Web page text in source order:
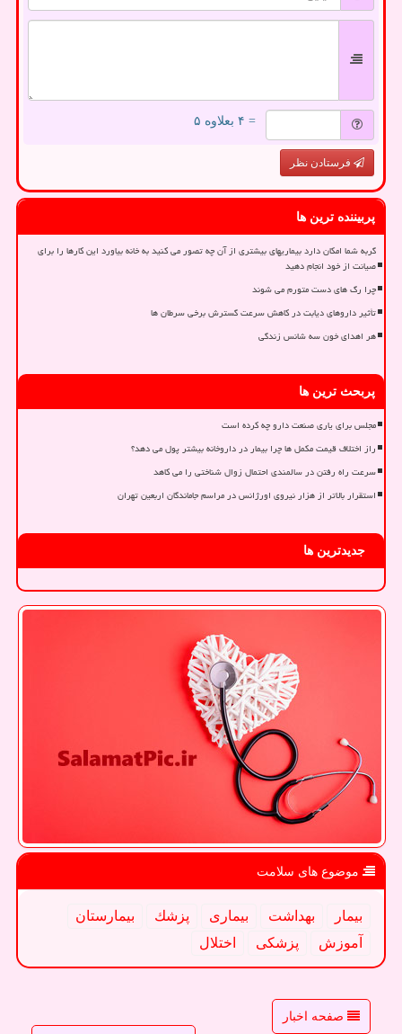
= ۴ بعلاوه ۵
فرستادن نظر
پربیننده ترین ها
گربه شما امکان دارد بیماریهای بیشتری از آن چه تصور می کنید به خانه بیاورد این کارها را برای
صیانت از خود انجام دهید
چرا رگ های دست متورم می شوند
تأثیر داروهای دیابت در کاهش سرعت گسترش برخی سرطان ها
هر اهدای خون سه شانس زندگی
پربحث ترین ها
مجلس برای یاری صنعت دارو چه کرده است
راز اختلاف قیمت مکمل ها چرا بیمار در داروخانه بیشتر پول می دهد؟
سرعت راه رفتن در سالمندی احتمال زوال شناختی را می کاهد
استقرار بالاتر از هزار نیروی اورژانس در مراسم جاماندگان اربعین تهران
جدیدترین ها
موضوع های سلامت
بیمار بهداشت بیماری پزشك
بیمارستان
آموزش
پزشكی اختلال
صفحه اخبار